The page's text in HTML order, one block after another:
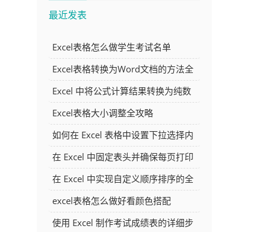
最近发表
Excel表格怎么做学生考试名单
Excel表格转换为Word文档的方法全
解析
Excel 中将公式计算结果转换为纯数
字的多种方法
Excel表格大小调整全攻略
如何在 Excel 表格中设置下拉选择内
容
在 Excel 中固定表头并确保每页打印
时都显示表头的方法详解
在 Excel 中实现自定义顺序排序的全
面指南
excel表格怎么做好看颜色搭配
使用 Excel 制作考试成绩表的详细步